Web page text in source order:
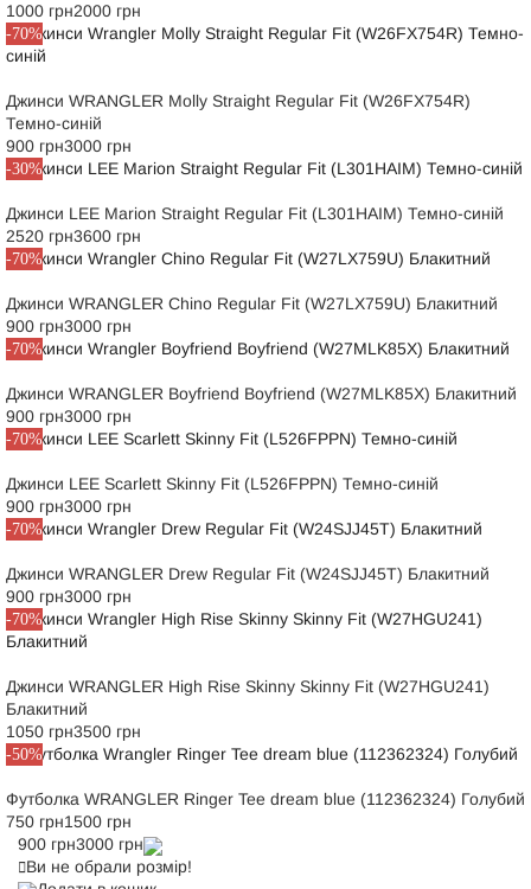
1000 грн2000 грн
-70%
Джинси WRANGLER Molly Straight Regular Fit (W26FX754R)
Темно-синій
900 грн3000 грн
-30%
Джинси LEE Marion Straight Regular Fit (L301HAIM) Темно-синій
2520 грн3600 грн
-70%
Джинси WRANGLER Chino Regular Fit (W27LX759U) Блакитний
900 грн3000 грн
-70%
Джинси WRANGLER Boyfriend Boyfriend (W27MLK85X) Блакитний
900 грн3000 грн
-70%
Джинси LEE Scarlett Skinny Fit (L526FPPN) Темно-синій
900 грн3000 грн
-70%
Джинси WRANGLER Drew Regular Fit (W24SJJ45T) Блакитний
900 грн3000 грн
-70%
Джинси WRANGLER High Rise Skinny Skinny Fit (W27HGU241)
Блакитний
1050 грн3500 грн
-50%
Футболка WRANGLER Ringer Tee dream blue (112362324) Голубий
750 грн1500 грн
900 грн3000 грн
Ви не обрали розмір!